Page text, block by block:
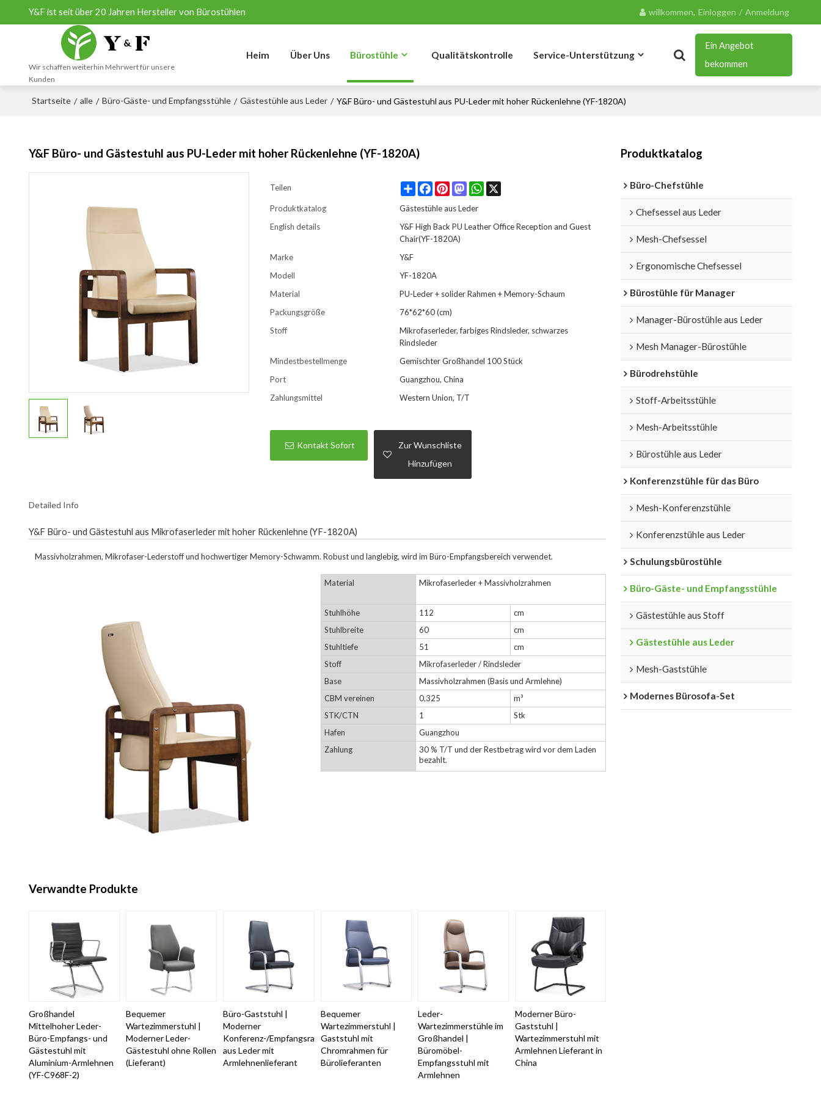
Y&F ist seit über 20 Jahren Hersteller von Bürostühlen willkommen, Einloggen / Anmeldung
Wir schaffen weiterhin Mehrwert für unsere
Kunden
Heim Über Uns Bürostühle Qualitätskontrolle Service-Unterstützung
Ein Angebot
bekommen
Startseite / alle / Büro-Gäste- und Empfangsstühle / Gästestühle aus Leder / Y&F Büro- und Gästestuhl aus PU-Leder mit hoher Rückenlehne (YF-1820A)
Y&F Büro- und Gästestuhl aus PU-Leder mit hoher Rückenlehne (YF-1820A)
Teilen ShareFacebookPinterestMastodonWhatsApp
Produktkatalog
Gästestühle aus Leder
English details
Y&F High Back PU Leather Office Reception and Guest
Chair(YF-1820A)
Marke
Y&F
Modell
YF-1820A
Material
PU-Leder + solider Rahmen + Memory-Schaum
Packungsgröße
76*62*60 (cm)
Stoff
Mikrofaserleder, farbiges Rindsleder, schwarzes
Rindsleder
Mindestbestellmenge
Gemischter Großhandel 100 Stück
Port
Guangzhou, China
Zahlungsmittel
Western Union, T/T
Kontakt Sofort
Zur Wunschliste
Hinzufügen
Detailed Info
Y&F Büro- und Gästestuhl aus Mikrofaserleder mit hoher Rückenlehne (YF-1820A)
Massivholzrahmen, Mikrofaser-Lederstoff und hochwertiger Memory-Schwamm. Robust und langlebig, wird im Büro-Empfangsbereich verwendet.
Material Mikrofaserleder + Massivholzrahmen
Stuhlhöhe 112
cm
Stuhlbreite
60
cm
Stuhltiefe
51
cm
Stoff
Mikrofaserleder / Rindsleder
Base
Massivholzrahmen (Basis und Armlehne)
CBM vereinen
0,325
m³
STK/CTN
1
Stk
Hafen
Guangzhou
Zahlung
30 % T/T und der Restbetrag wird vor dem Laden
bezahlt.
Verwandte Produkte
Großhandel
Mittelhoher Leder-
Büro-Empfangs- und
Gästestuhl mit
Aluminium-Armlehnen
(YF-C968F-2)
Bequemer
Wartezimmerstuhl |
Moderner Leder-
Gästestuhl ohne Rollen
(Lieferant)
Büro-Gaststuhl |
Moderner
Konferenz-/Empfangsraumstuhl
aus Leder mit
Armlehnenlieferant
Bequemer
Wartezimmerstuhl |
Gaststuhl mit
Chromrahmen für
Bürolieferanten
Leder-
Wartezimmerstühle im
Großhandel |
Büromöbel-
Empfangsstuhl mit
Armlehnen
Moderner Büro-
Gaststuhl |
Wartezimmerstuhl mit
Armlehnen Lieferant in
China
Produktkatalog
Büro-Chefstühle
Chefsessel aus Leder
Mesh-Chefsessel
Ergonomische Chefsessel
Bürostühle für Manager
Manager-Bürostühle aus Leder
Mesh Manager-Bürostühle
Bürodrehstühle
Stoff-Arbeitsstühle
Mesh-Arbeitsstühle
Bürostühle aus Leder
Konferenzstühle für das Büro
Mesh-Konferenzstühle
Konferenzstühle aus Leder
Schulungsbürostühle
Büro-Gäste- und Empfangsstühle
Gästestühle aus Stoff
Gästestühle aus Leder
Mesh-Gaststühle
Modernes Bürosofa-Set